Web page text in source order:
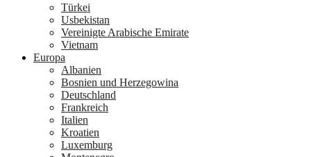
Türkei
Usbekistan
Vereinigte Arabische Emirate
Vietnam
Europa
Albanien
Bosnien und Herzegowina
Deutschland
Frankreich
Italien
Kroatien
Luxemburg